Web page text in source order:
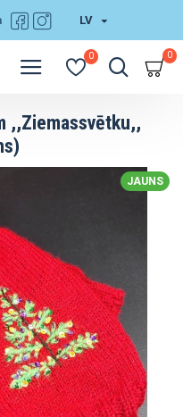
LV
0 0
,,Ziemassvētku,,
JAUNS